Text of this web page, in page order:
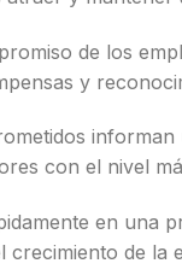
de los
y
con el nivel
en una
de la